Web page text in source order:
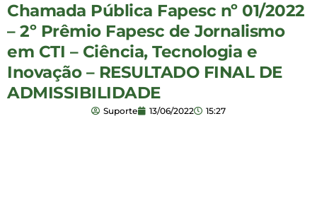
Chamada Pública Fapesc nº 01/2022
– 2º Prêmio Fapesc de Jornalismo
em CTI – Ciência, Tecnologia e
Inovação – RESULTADO FINAL DE
ADMISSIBILIDADE
Suporte 13/06/2022 15:27